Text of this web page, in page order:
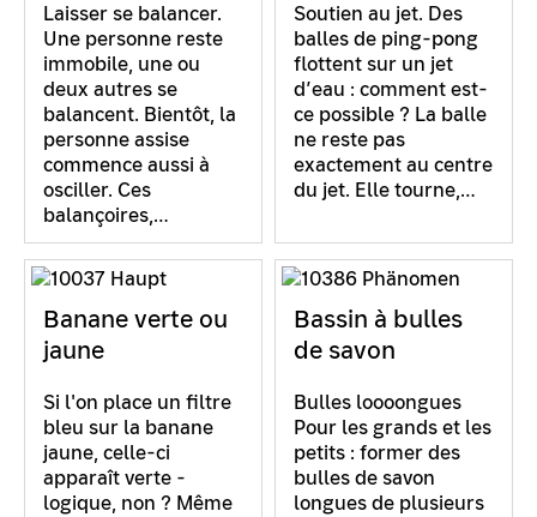
Laisser se balancer.
Une personne reste
immobile, une ou
deux autres se
balancent. Bientôt, la
personne assise
commence aussi à
osciller. Ces
balançoires,…
Soutien au jet. Des
balles de ping-pong
flottent sur un jet
d’eau : comment est-
ce possible ? La balle
ne reste pas
exactement au centre
du jet. Elle tourne,…
Banane verte ou
jaune
Si l'on place un filtre
bleu sur la banane
jaune, celle-ci
apparaît verte -
logique, non ? Même
Bassin à bulles
de savon
Bulles loooongues
Pour les grands et les
petits : former des
bulles de savon
longues de plusieurs